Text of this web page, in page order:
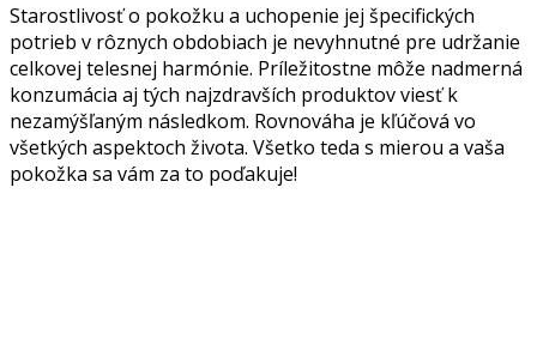
Starostlivosť o pokožku a uchopenie jej špecifických
potrieb v rôznych obdobiach je nevyhnutné pre udržanie
celkovej telesnej harmónie. Príležitostne môže nadmerná
konzumácia aj tých najzdravších produktov viesť k
nezamýšľaným následkom. Rovnováha je kľúčová vo
všetkých aspektoch života. Všetko teda s mierou a vaša
pokožka sa vám za to poďakuje!